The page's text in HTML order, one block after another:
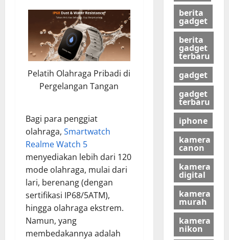
Pelatih Olahraga Pribadi di
Pergelangan Tangan
Bagi para penggiat
olahraga, Smartwatch
Realme Watch 5
menyediakan lebih dari 120
mode olahraga, mulai dari
lari, berenang (dengan
sertifikasi IP68/5ATM),
hingga olahraga ekstrem.
Namun, yang
membedakannya adalah
berita
gadget
berita
gadget
terbaru
gadget
gadget
terbaru
iphone
kamera
canon
kamera
digital
kamera
murah
kamera
nikon